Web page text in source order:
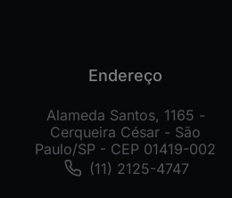
Endereço
Alameda Santos, 1165 -
Cerqueira César - São
Paulo/SP - CEP 01419-002
(11) 2125-4747